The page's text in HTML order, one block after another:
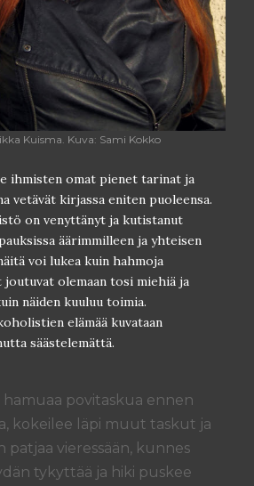
Kuisma. Kuva: Sami Kokko
ihmisten omat pienet tarinat ja
vetävät kirjassa eniten puoleensa.
on venyttänyt ja kutistanut
äärimmilleen ja yhteisen
voi lukea kuin hahmoja
olemaan tosi miehiä ja
näiden kuuluu toimia.
elämää kuvataan
säästelemättä.
povitaskua ennen
kokeilee läpi muut taskut ja
vieressään, kunnes
tykyttää ja hiki puskee